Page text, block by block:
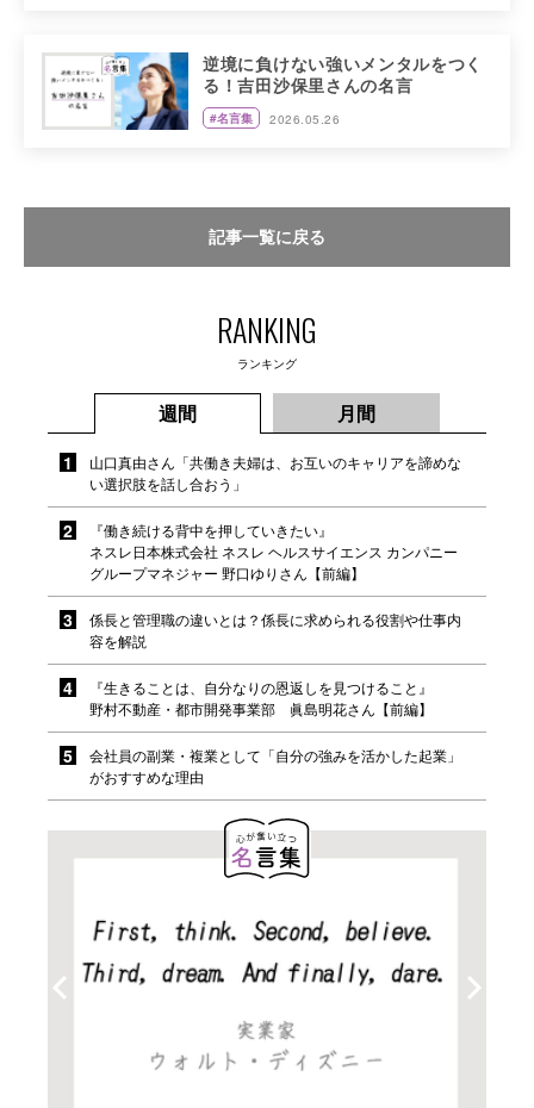
逆境に負けない強いメンタルをつく
る！吉田沙保里さんの名言
#名言集 2026.05.26
記事一覧に戻る
RANKING
ランキング
週間 月間
山口真由さん「共働き夫婦は、お互いのキャリアを諦めな
い選択肢を話し合おう」
『働き続ける背中を押していきたい』
ネスレ日本株式会社 ネスレ ヘルスサイエンス カンパニー
グループマネジャー 野口ゆりさん【前編】
係長と管理職の違いとは？係長に求められる役割や仕事内
容を解説
『生きることは、自分なりの恩返しを見つけること』
野村不動産・都市開発事業部 眞島明花さん【前編】
会社員の副業・複業として「自分の強みを活かした起業」
がおすすめな理由